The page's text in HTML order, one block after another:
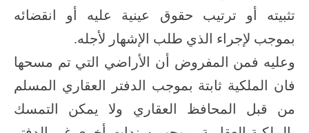
تثبيته أو ترتيب حقوق عينية عليه أو انقضائه
بموجب لإجراء الذي طلب الإشهار لأجله.
وعليه فمن المفروض أن الأراضي التي تم مسحها
فان الملكية ثابتة بموجب الدفتر العقاري المسلم
من قبل المحافظ العقاري ولا يمكن التمسك